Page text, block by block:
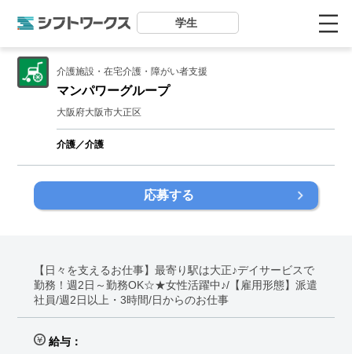
学生
介護施設・在宅介護・障がい者支援
マンパワーグループ
大阪府大阪市大正区
介護／介護
応募する
【日々を支えるお仕事】最寄り駅は大正♪デイサービスで
勤務！週2日～勤務OK☆★女性活躍中♪/【雇用形態】派遣
社員/週2日以上・3時間/日からのお仕事
給与：